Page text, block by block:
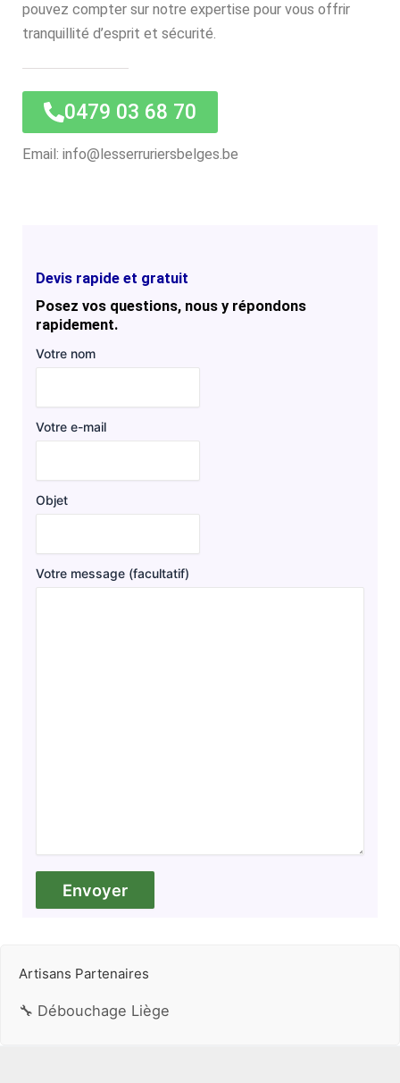
pouvez compter sur notre expertise pour vous offrir
tranquillité d’esprit et sécurité.
0479 03 68 70
Email: info@lesserruriersbelges.be
Devis rapide et gratuit
Posez vos questions, nous y répondons
rapidement.
Votre nom
Votre e-mail
Objet
Votre message (facultatif)
Artisans Partenaires
🔧 Débouchage Liège